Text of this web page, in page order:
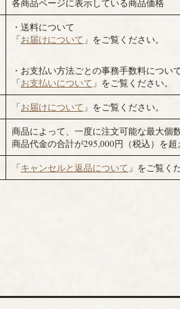
各商品ページに表示している商品価格
・送料について
「お届けについて 」をご覧ください。
・お支払い方法ごとの事務手数料につい
「お支払いについて 」をご覧ください。
「お届けについて 」をご覧ください。
商品によって、一度に注文可能な最大個
商品代金の合計が295,000円（税込）を
「キャンセルと返品について 」をご覧く